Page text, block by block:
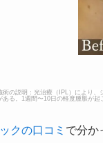
術の説明：光治療（IPL）により
ある。1週間〜10日の軽度腫脹が
クの口コミ で分か